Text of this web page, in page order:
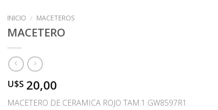
INICIO / MACETEROS
MACETERO
U$S 20,00
MACETERO DE CERAMICA ROJO TAM.1 GW8597R1